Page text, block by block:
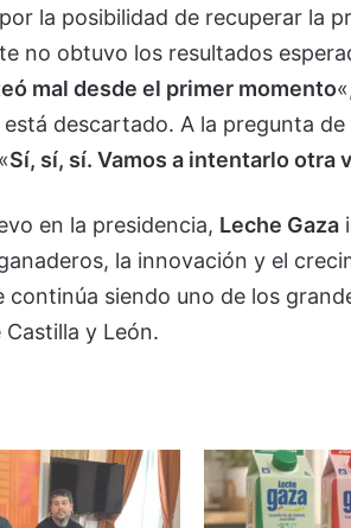
la posibilidad de recuperar la
no obtuvo los resultados
mal desde el primer momento
descartado. A la pregunta
Sí, sí, sí. Vamos a intentarlo otra
en la presidencia, Leche Gaza
la innovación y el
continúa siendo uno de los
y León.